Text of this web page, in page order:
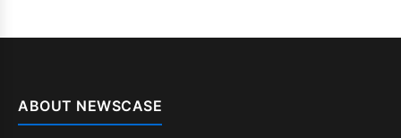
ABOUT NEWSCASE